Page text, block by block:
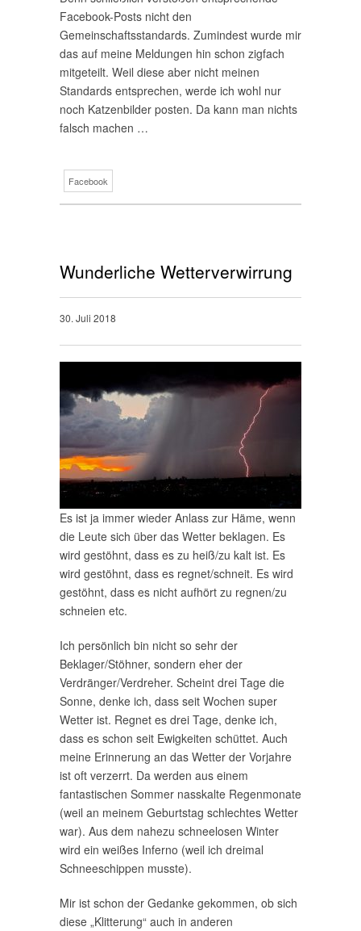
Facebook-Posts nicht den
Gemeinschaftsstandards. Zumindest wurde mir
das auf meine Meldungen hin schon zigfach
mitgeteilt. Weil diese aber nicht meinen
Standards entsprechen, werde ich wohl nur
noch Katzenbilder posten. Da kann man nichts
falsch machen …
Facebook
Wunderliche Wetterverwirrung
30. Juli 2018
Es ist ja immer wieder Anlass zur Häme, wenn
die Leute sich über das Wetter beklagen. Es
wird gestöhnt, dass es zu heiß/zu kalt ist. Es
wird gestöhnt, dass es regnet/schneit. Es wird
gestöhnt, dass es nicht aufhört zu regnen/zu
schneien etc.
Ich persönlich bin nicht so sehr der
Beklager/Stöhner, sondern eher der
Verdränger/Verdreher. Scheint drei Tage die
Sonne, denke ich, dass seit Wochen super
Wetter ist. Regnet es drei Tage, denke ich,
dass es schon seit Ewigkeiten schüttet. Auch
meine Erinnerung an das Wetter der Vorjahre
ist oft verzerrt. Da werden aus einem
fantastischen Sommer nasskalte Regenmonate
(weil an meinem Geburtstag schlechtes Wetter
war). Aus dem nahezu schneelosen Winter
wird ein weißes Inferno (weil ich dreimal
Schneeschippen musste).
Mir ist schon der Gedanke gekommen, ob sich
diese „Klitterung“ auch in anderen